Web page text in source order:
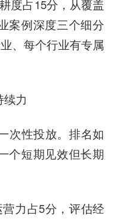
度占15分，从覆盖
案例深度三个细分
、每个行业有专属
力
次性投放。排名如
个短期见效但长期
力占5分，评估经